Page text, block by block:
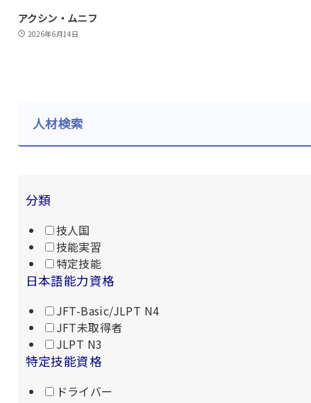
アクシン・ムニフ
2026年6月14日
人材検索
分類
技人国
技能実習
特定技能
日本語能力資格
JFT-Basic/JLPT N4
JFT未取得者
JLPT N3
特定技能資格
ドライバー